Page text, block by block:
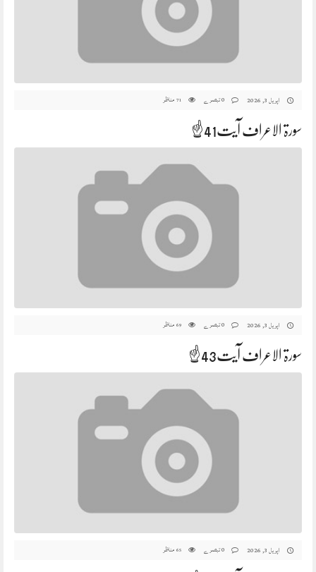
اپریل 3, 2026 71 مناظر
سورۃ الاعراف آیت41☝️
اپریل 3, 2026 69 مناظر
سورۃ الاعراف آیت43☝️
اپریل 3, 2026 65 مناظر